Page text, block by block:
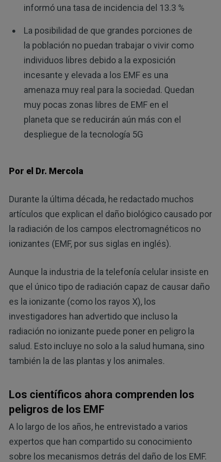
informó una tasa de incidencia del 13.3 %
La posibilidad de que grandes porciones de
la población no puedan trabajar o vivir como
individuos libres debido a la exposición
incesante y elevada a los EMF es una
amenaza muy real para la sociedad. Quedan
muy pocas zonas libres de EMF en el
planeta que se reducirán aún más con el
despliegue de la tecnología 5G
Por el Dr. Mercola
Durante la última década, he redactado muchos
artículos que explican el daño biológico causado por
la radiación de los campos electromagnéticos no
ionizantes (EMF, por sus siglas en inglés).
Aunque la industria de la telefonía celular insiste en
que el único tipo de radiación capaz de causar daño
es la ionizante (como los rayos X), los
investigadores han advertido que incluso la
radiación no ionizante puede poner en peligro la
salud. Esto incluye no solo a la salud humana, sino
también la de las plantas y los animales.
Los científicos ahora comprenden los
peligros de los EMF
A lo largo de los años, he entrevistado a varios
expertos que han compartido su conocimiento
sobre los mecanismos detrás del daño de los EMF.